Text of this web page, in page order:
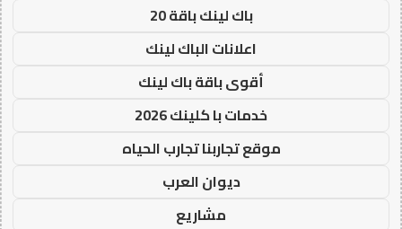
باك لينك باقة 20
اعلانات الباك لينك
أقوى باقة باك لينك
خدمات با كلينك 2026
موقع تجاربنا تجارب الحياه
ديوان العرب
مشاريع